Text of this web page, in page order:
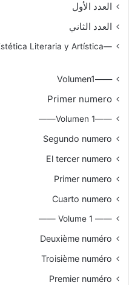
العدد الأول
العدد الثاني
—Rama de la Revista Al-Mayadeen para Estudios de Estética Literaria y Artística
——Volumen1
Primer numero
——Volumen 1——
Segundo numero
El tercer numero
Primer numero
Cuarto numero
—— Volume 1 ——
Deuxième numéro
Troisième numéro
Premier numéro